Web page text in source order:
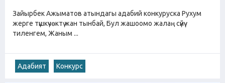
Зайырбек Ажыматов атындагы адабий конкуруска Рухум
жерге түшкүчөктү жан тынбай, Бул жашоомо жалаң сүйүү
тиленгем, Жаным ...
Адабият Конкурс